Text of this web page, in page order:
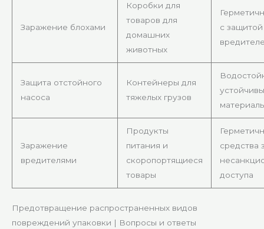
Заражение блохами
Коробки для
товаров для
домашних
животных
с защитой
Защита отстойного
насоса
Контейнеры для
тяжелых грузов
Заражение
вредителями
Продукты
питания и
скоропортящиеся
товары
средства
доступа
Предотвращение распространенных видов
повреждений упаковки | Вопросы и ответы